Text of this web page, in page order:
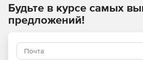
онлайн-
мероприятий
учетных записей
администраторов /
ограничений
Будьте в курсе самых
предложений!